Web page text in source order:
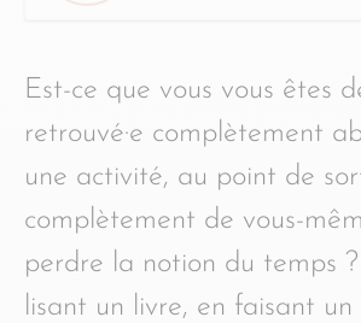
Est-ce que vous vous êtes
retrouvé·e complètement
une activité, au point de
complètement de vous-
perdre la notion du temps
lisant un livre, en faisant un